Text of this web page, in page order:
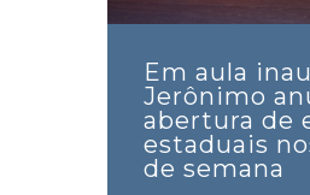
Em aula
Jerônimo
abertura de
estaduais
de semana